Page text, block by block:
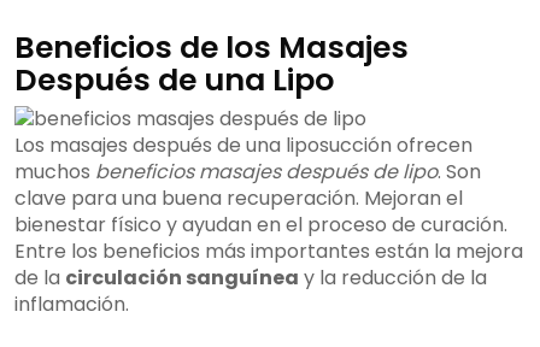
Beneficios de los Masajes
Después de una Lipo
Los masajes después de una liposucción ofrecen
muchos beneficios masajes después de lipo. Son
clave para una buena recuperación. Mejoran el
bienestar físico y ayudan en el proceso de curación.
Entre los beneficios más importantes están la mejora
de la circulación sanguínea y la reducción de la
inflamación.